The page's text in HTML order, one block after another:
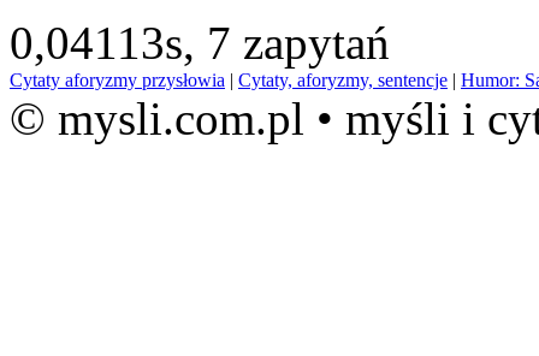
0,04113s, 7 zapytań
Cytaty aforyzmy przysłowia | Cytaty, aforyzmy, sentencje | Humor:
© mysli.com.pl • myśli i